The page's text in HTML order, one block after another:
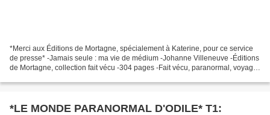
*Merci aux Éditions de Mortagne, spécialement à Katerine, pour ce service
de presse* -Jamais seule : ma vie de médium -Johanne Villeneuve -Éditions
de Mortagne, collection fait vécu -304 pages -Fait vécu, paranormal, voyage
*LE MONDE PARANORMAL D'ODILE* T1: